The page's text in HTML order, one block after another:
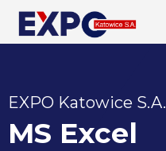
EXPO Katowice S.A.
MS Excel